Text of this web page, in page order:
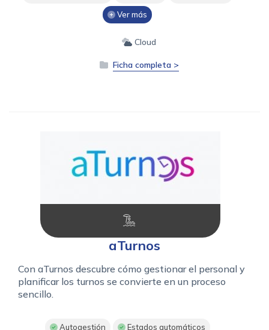
Ver más
Cloud
Ficha completa >
aTurnos
Con aTurnos descubre cómo gestionar el personal y
planificar los turnos se convierte en un proceso
sencillo.
Autogestión Estados automáticos